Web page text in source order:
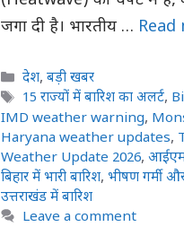
जगा दी है। भारतीय … Read
Categories
देश,बड़ी खबर
Tags
15 राज्यों में बारिश का अलर्ट,
IMD weather warning,
Haryana weather updates,
Weather Update 2026,
बिहार में भारी बारिश, भीषण गर्मी
उत्तराखंड में बारिश
Leave a comment